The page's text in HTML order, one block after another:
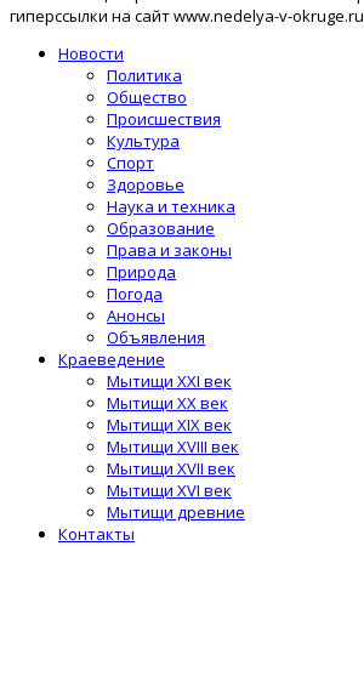
гиперссылки на сайт www.nedelya-v-okruge.ru
Новости
Политика
Общество
Происшествия
Культура
Спорт
Здоровье
Наука и техника
Образование
Права и законы
Природа
Погода
Анонсы
Объявления
Краеведение
Мытищи XXI век
Мытищи XX век
Мытищи XIX век
Мытищи XVIII век
Мытищи XVII век
Мытищи XVI век
Мытищи древние
Контакты